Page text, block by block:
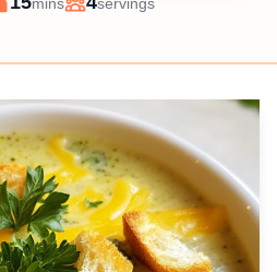
Cook Servings